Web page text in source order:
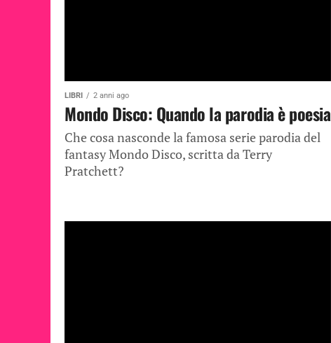
LIBRI 2 anni ago
Mondo Disco: Quando la parodia è poesia
Che cosa nasconde la famosa serie parodia del
fantasy Mondo Disco, scritta da Terry
Pratchett?